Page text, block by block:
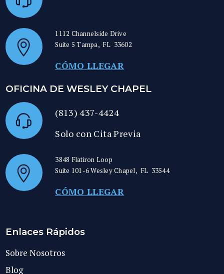
1112 Channelside Drive
Suite 5Tampa, FL 33602
CÓMO LLEGAR
OFICINA DE WESLEY CHAPEL
(813) 437-4424
Solo con Cita Previa
3848 Flatiron Loop
Suite 101-6Wesley Chapel, FL 33544
CÓMO LLEGAR
Enlaces Rápidos
Sobre Nosotros
Blog